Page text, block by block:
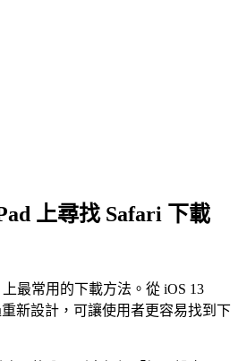
上尋找 Safari 下載
上最常用的下載方法。從 iOS 13
新設計，可讓使用者更容易找到下